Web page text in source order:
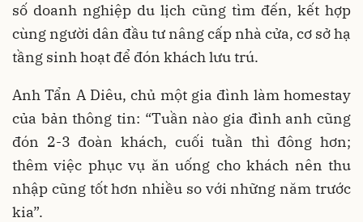
số doanh nghiệp du lịch cũng tìm đến, kết hợp
cùng người dân đầu tư nâng cấp nhà cửa, cơ sở hạ
tầng sinh hoạt để đón khách lưu trú.
Anh Tẩn A Diêu, chủ một gia đình làm homestay
của bản thông tin: “Tuần nào gia đình anh cũng
đón 2-3 đoàn khách, cuối tuần thì đông hơn;
thêm việc phục vụ ăn uống cho khách nên thu
nhập cũng tốt hơn nhiều so với những năm trước
kia”.